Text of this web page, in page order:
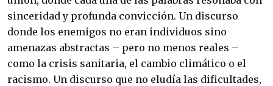
sinceridad y profunda convicción. Un discurso
donde los enemigos no eran individuos sino
amenazas abstractas – pero no menos reales –
como la crisis sanitaria, el cambio climático o el
racismo. Un discurso que no eludía las dificultades,